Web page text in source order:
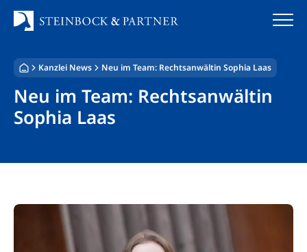
Inhalt
springen
Startseite
Kanzlei
Rechtsgebiete
Steuerberatung
Kanzlei News Neu im Team: Rechtsanwältin Sophia Laas
Neu im Team: Rechtsanwältin
Sophia Laas